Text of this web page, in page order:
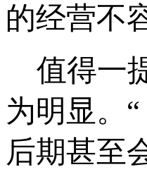
的经营不
值得一
为明显。
后期甚至